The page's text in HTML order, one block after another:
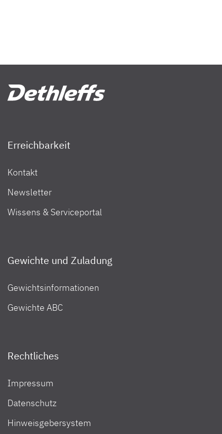
Erreichbarkeit
Kontakt
Newsletter
Wissens & Serviceportal
Gewichte und Zuladung
Gewichtsinformationen
Gewichte ABC
Rechtliches
Impressum
Datenschutz
Hinweisgebersystem